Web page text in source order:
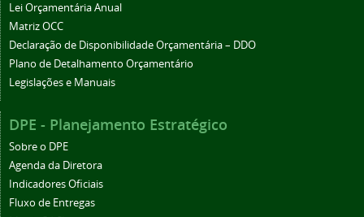
Lei Orçamentária Anual
Matriz OCC
Declaração de Disponibilidade Orçamentária – DDO
Plano de Detalhamento Orçamentário
Legislações e Manuais
DPE - Planejamento Estratégico
Sobre o DPE
Agenda da Diretora
Indicadores Oficiais
Fluxo de Entregas